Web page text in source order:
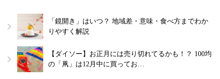
「鏡開き」はいつ？ 地域差・意味・食べ方までわか
りやすく解説
【ダイソー】お正月には売り切れてるかも！？ 100均
の「凧」は12月中に買ってお…